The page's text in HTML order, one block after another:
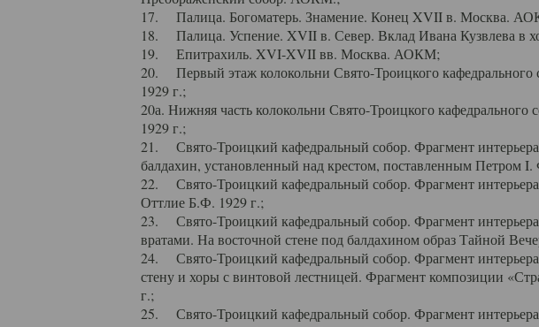
17. Палица. Богоматерь. Знамение. Конец XVII в. Москва.
18. Палица. Успение. XVII в. Север. Вклад Ивана Кузвлева в
19. Епитрахиль. XVI-XVII вв. Москва. АОКМ;
20. Первый этаж колокольни Свято-Троицкого
1929 г.;
20а. Нижняя часть колокольни Свято-Троицкого
1929 г.;
21. Свято-Троицкий кафедральный собор. Фрагмент
балдахин, установленный над крестом, поставленным Петром
22. Свято-Троицкий кафедральный собор. Фрагмент
Оттлие Б.Ф. 1929 г.;
23. Свято-Троицкий кафедральный собор. Фрагмент
вратами. На восточной стене под балдахином образ Тайной
24. Свято-Троицкий кафедральный собор. Фрагмент
стену и хоры с винтовой лестницей. Фрагмент композиции
г.;
25. Свято-Троицкий кафедральный собор. Фрагмент